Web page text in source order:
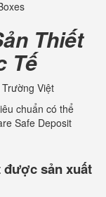
Thiết
Tế
Việt
chuẩn có thể
Safe Deposit
được sản xuất